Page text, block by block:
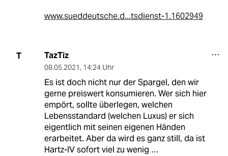
www.sueddeutsche.d...tsdienst-1.1602949
T TazTiz
08.05.2021, 14:24 Uhr
Es ist doch nicht nur der Spargel, den wir
gerne preiswert konsumieren. Wer sich hier
empört, sollte überlegen, welchen
Lebensstandard (welchen Luxus) er sich
eigentlich mit seinen eigenen Händen
erarbeitet. Aber da wird es ganz still, da ist
Hartz-IV sofort viel zu wenig …